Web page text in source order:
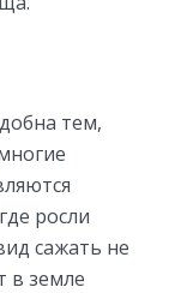
тем,
росли
сажать не
в земле